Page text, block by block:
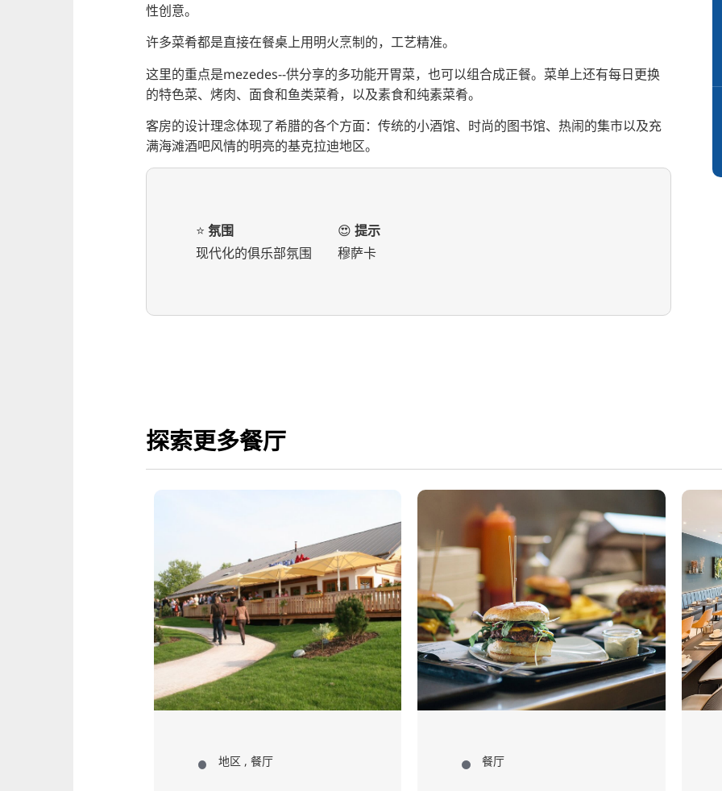
性创意。
许多菜肴都是直接在餐桌上用明火烹制的，工艺精准。
这里的重点是mezedes--供分享的多功能开胃菜，也可以组合成正餐。菜单上还有每日更换
的特色菜、烤肉、面食和鱼类菜肴，以及素食和纯素菜肴。
客房的设计理念体现了希腊的各个方面：传统的小酒馆、时尚的图书馆、热闹的集市以及充
满海滩酒吧风情的明亮的基克拉迪地区。
⭐️ 氛围
现代化的俱乐部氛围
😍 提示
穆萨卡
探索更多餐厅
地区 , 餐厅 餐厅